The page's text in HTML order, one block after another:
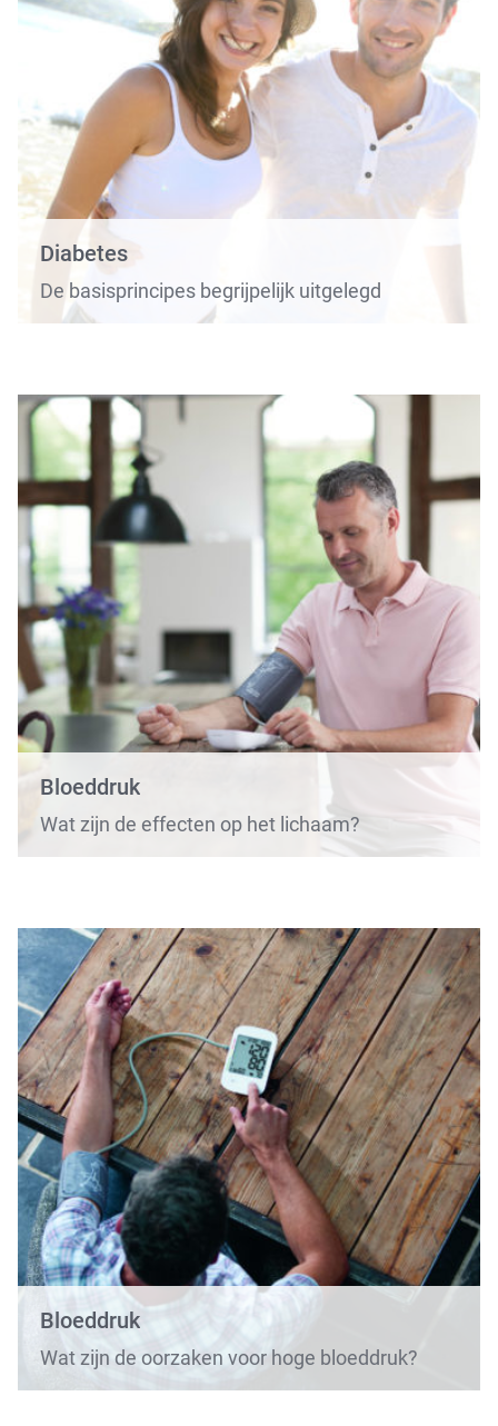
Diabetes
De basisprincipes begrijpelijk uitgelegd
Bloeddruk
Wat zijn de effecten op het lichaam?
Bloeddruk
Wat zijn de oorzaken voor hoge bloeddruk?